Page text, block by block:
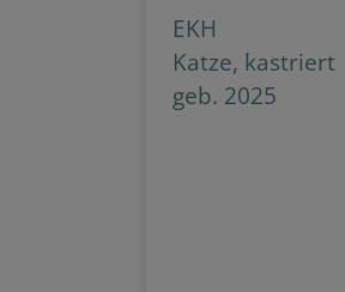
EKH
Katze, kastriert
geb. 2025